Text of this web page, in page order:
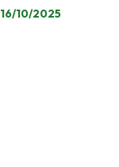
16/10/2025